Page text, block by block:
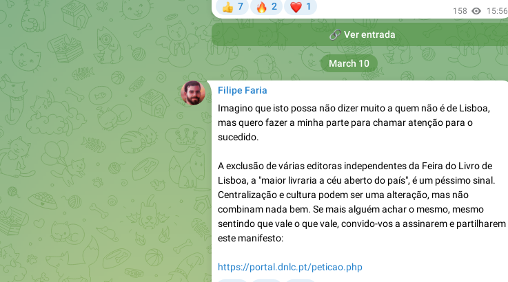
👍
7
🔥
2
❤
1 158 15:56
🔗Ver entrada
Filipe Faria
Imagino que isto possa não dizer muito a quem não é de Lisboa,
mas quero fazer a minha parte para chamar atenção para o
sucedido.
A exclusão de várias editoras independentes da Feira do Livro de
Lisboa, a "maior livraria a céu aberto do país", é um péssimo sinal.
Centralização e cultura podem ser uma alteração, mas não
combinam nada bem. Se mais alguém achar o mesmo, mesmo
sentindo que vale o que vale, convido-vos a assinarem e partilharem
este manifesto:
https://portal.dnlc.pt/peticao.php
March 10